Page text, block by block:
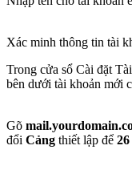
Xác minh thông tin tài
Trong cửa sổ Cài đặt
bên dưới tài khoản mới
Gõ
đổi Cảng thiết lập để 26